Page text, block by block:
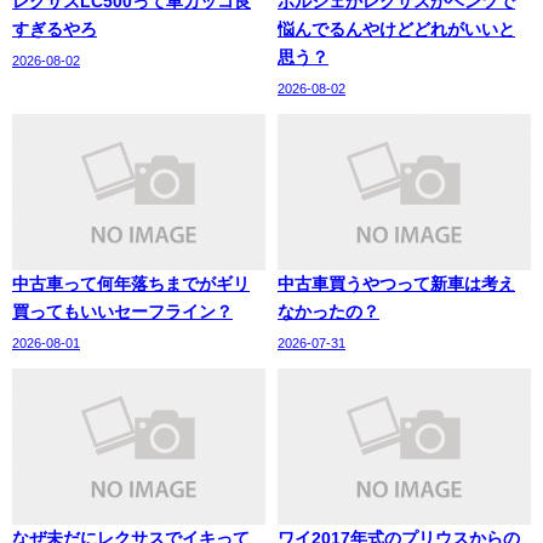
すぎるやろ
2026-08-02
悩んでるんやけどどれがいいと
思う？
2026-08-02
中古車って何年落ちまでがギリ
買ってもいいセーフライン？
2026-08-01
中古車買うやつって新車は考え
なかったの？
2026-07-31
なぜ未だにレクサスでイキって ワイ2017年式のプリウスからの